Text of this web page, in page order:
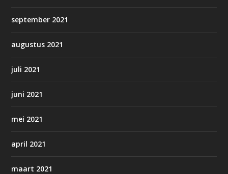
september 2021
augustus 2021
juli 2021
juni 2021
mei 2021
april 2021
maart 2021